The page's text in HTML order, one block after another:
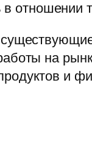
в отношении
на
и